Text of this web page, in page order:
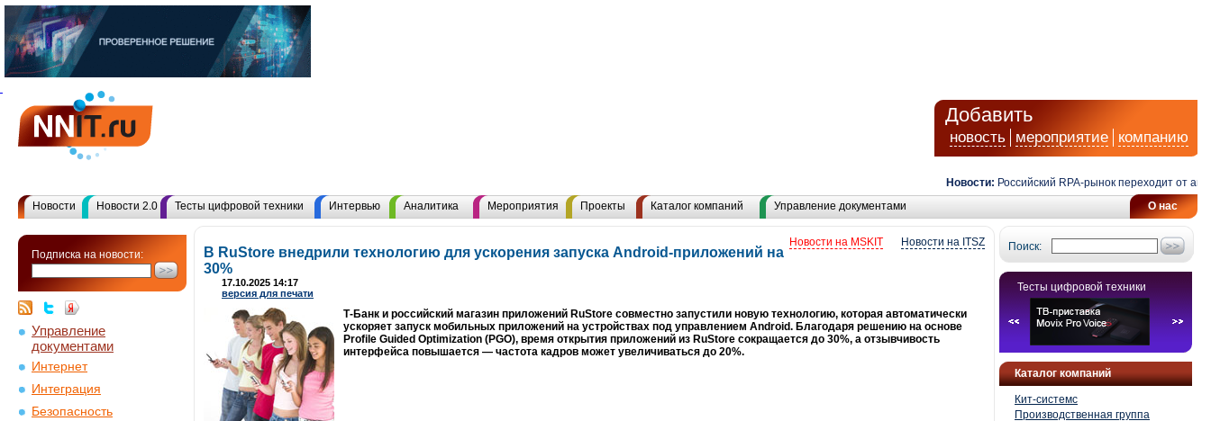
Добавить
новость мероприятие компанию
Новости: Российский RPA-рынок переходит от
О нас
Новости Новости 2.0 Тесты цифровой техники Интервью Аналитика Мероприятия Проекты Каталог компаний Управление документами
Подписка на новости:
Управление
документами
Интернет
Интеграция
Безопасность
Поиск:
Тесты цифровой техники
Каталог компаний
Кит-системс
Производственная группа
Новости на ITSZ
Новости на MSKIT
В RuStore внедрили технологию для ускорения запуска Android-приложений на
30%
17.10.2025 14:17
версия для печати
Т-Банк и российский магазин приложений RuStore совместно запустили новую технологию, которая автоматически
ускоряет запуск мобильных приложений на устройствах под управлением Android. Благодаря решению на основе
Profile Guided Optimization (PGO), время открытия приложений из RuStore сокращается до 30%, а отзывчивость
интерфейса повышается — частота кадров может увеличиваться до 20%.